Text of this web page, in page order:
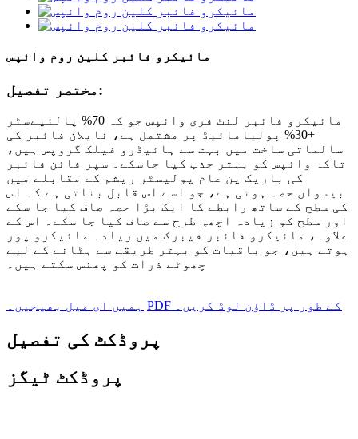
مائیکرو فائبر کلین روم وائپس
مختصر تفصیل:
مائیکرو فائبر لنٹ فری وائپس جو کہ 70% پالئیےسٹر
+30% پولیامائیڈ پر مشتمل ہے، نایلان فائبر کی
سالماتی ساخت میں بہت سے ہائیڈرو فیلک گروپس ہیں،
تاکہ وائپس کو بہتر جذب کیا جاسکے۔ سپر فائن فائبر
کی باریک پن عام پولیسٹر ریشم کے مقابلے میں
بیسواں حصہ ہوتی ہے، جو اسے اس قابل بناتی ہے کہ اس
کی سطح کے ساتھ رابطے کا ایک بڑا حصہ صاف کیا جا سکے
اور سطح کو زیادہ اچھی طرح سے صاف کیا جا سکے۔ اس کے
علاوہ، مائیکرو فائبر فیبرک میں زیادہ مائیکرو پور
ہوتے ہیں، جو باقیات کو بہتر طریقے سے ہٹانے کے لیے
چھوٹے ذرات کو پھنس سکتے ہیں۔
ہمیں ای میل بھیجیں۔ PDF کے طور پر ڈاؤن لوڈ کریں۔
پروڈکٹ کی تفصیل
پروڈکٹ ٹیگز